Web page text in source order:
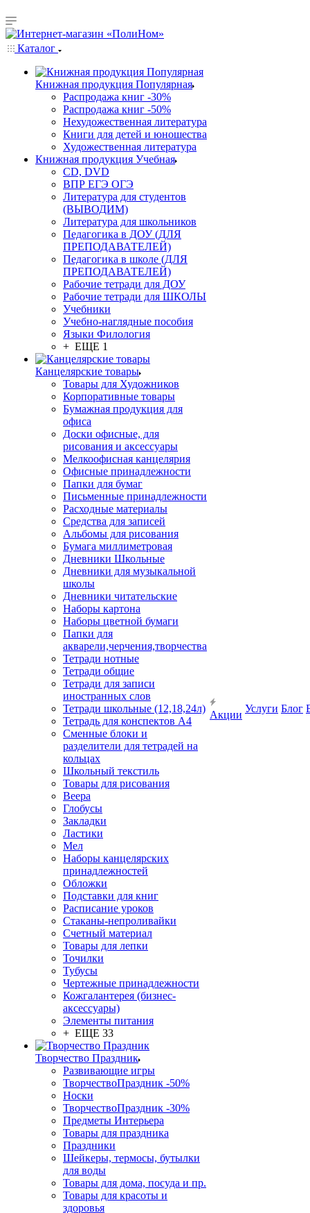
Каталог
Книжная продукция Популярная
Распродажа книг -30%
Распродажа книг -50%
Нехудожественная литература
Книги для детей и юношества
Художественная литература
Книжная продукция Учебная
CD, DVD
ВПР ЕГЭ ОГЭ
Литература для студентов
(ВЫВОДИМ)
Литература для школьников
Педагогика в ДОУ (ДЛЯ
ПРЕПОДАВАТЕЛЕЙ)
Педагогика в школе (ДЛЯ
ПРЕПОДАВАТЕЛЕЙ)
Рабочие тетради для ДОУ
Рабочие тетради для ШКОЛЫ
Учебники
Учебно-наглядные пособия
Языки Филология
+ ЕЩЕ 1
Канцелярские товары
Товары для Художников
Корпоративные товары
Бумажная продукция для
офиса
Доски офисные, для
рисования и аксессуары
Мелкоофисная канцелярия
Офисные принадлежности
Папки для бумаг
Письменные принадлежности
Расходные материалы
Средства для записей
Альбомы для рисования
Бумага миллиметровая
Дневники Школьные
Дневники для музыкальной
школы
Дневники читательские
Наборы картона
Наборы цветной бумаги
Папки для
акварели,черчения,творчества
Тетради нотные
Тетради общие
Тетради для записи
иностранных слов
Тетради школьные (12,18,24л)
Тетрадь для конспектов А4
Сменные блоки и
разделители для тетрадей на
кольцах
Школьный текстиль
Товары для рисования
Веера
Глобусы
Закладки
Ластики
Мел
Наборы канцелярских
принадлежностей
Обложки
Подставки для книг
Расписание уроков
Стаканы-непроливайки
Счетный материал
Товары для лепки
Точилки
Тубусы
Чертежные принадлежности
Кожгалантерея (бизнес-
аксессуары)
Элементы питания
+ ЕЩЕ 33
Творчество Праздник
Развивающие игры
ТворчествоПраздник -50%
Носки
ТворчествоПраздник -30%
Предметы Интерьера
Товары для праздника
Праздники
Шейкеры, термосы, бутылки
для воды
Товары для дома, посуда и пр.
Товары для красоты и
здоровья
Акции
Услуги Блог